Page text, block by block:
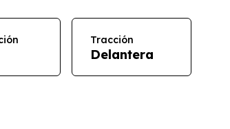
Tracción
Delantera